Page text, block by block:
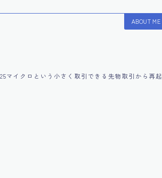
ABOUT ME
マイクロという小さく取引できる先物取引から再起